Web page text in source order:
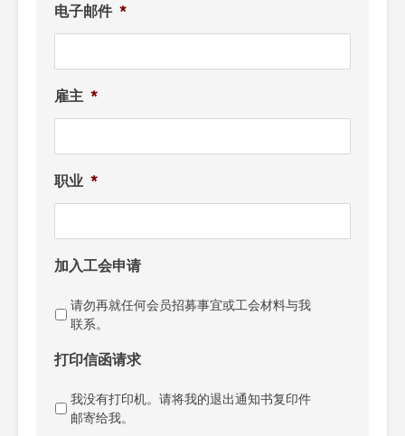
电子邮件 *
雇主 *
职业 *
加入工会申请
请勿再就任何会员招募事宜或工会材料与我
联系。
打印信函请求
我没有打印机。请将我的退出通知书复印件
邮寄给我。